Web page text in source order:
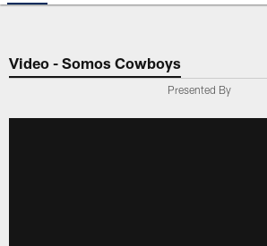
Video - Somos Cowboys
Presented By